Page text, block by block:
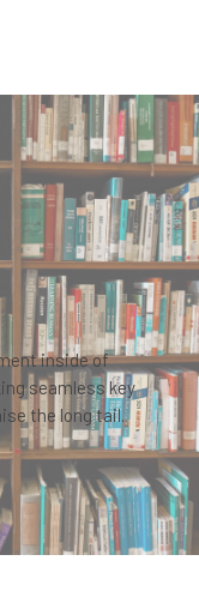
inside of
seamless key
the long tail.